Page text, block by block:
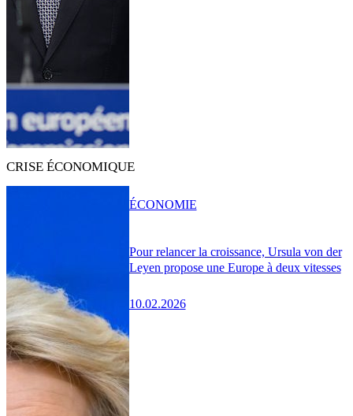
CRISE ÉCONOMIQUE
Pour relancer la croissance, Ursula von der
Leyen propose une Europe à deux vitesses
10.02.2026
ÉCONOMIE